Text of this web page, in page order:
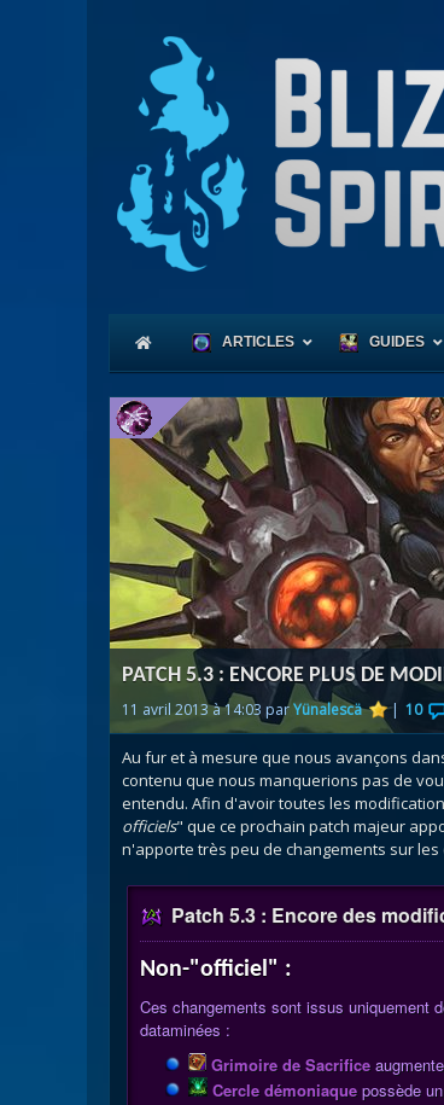
ARTICLES GUIDES
PATCH 5.3 : ENCORE PLUS DE
11 avril 2013 à 14:03 parYünalescä | 10
Au fur et à mesure que nous avançons
contenu que nous manquerions pas de
entendu. Afin d'avoir toutes les
officiels" que ce prochain patch majeur
n'apporte très peu de changements sur les
Patch 5.3 : Encore des
Non-"officiel" :
Ces changements sont issus uniquement
dataminées :
Grimoire de Sacrifice
Cercle démoniaquepossède